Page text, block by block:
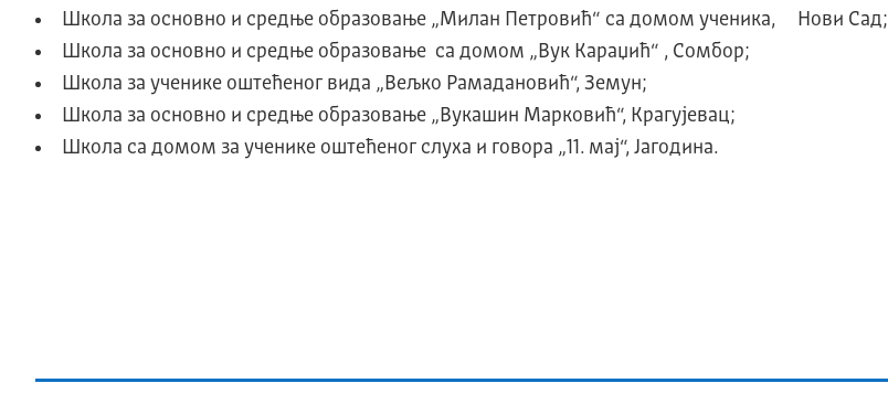
Школа за основно и средње образовање „Милан Петровић“ са домом ученика, Нови Сад;
Школа за основно и средње образовање са домом „Вук Караџић“ , Сомбор;
Школа за ученике оштећеног вида „Вељко Рамадановић“, Земун;
Школа за основно и средње образовање „Вукашин Марковић“, Крагујевац;
Школа са домом за ученике оштећеног слуха и говора „11. мај“, Јагодина.